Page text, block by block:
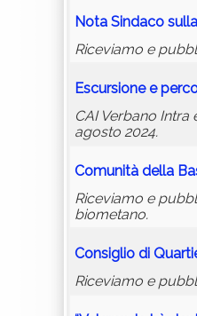
Nota Sindaco
Riceviamo e
Escursione e
CAI Verbano
agosto 2024.
Comunità della
Riceviamo e
biometano.
Consiglio di
Riceviamo e